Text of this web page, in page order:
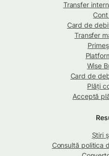
Transfer
Card de
Transfer
Wise
Card de
Plăți
Acceptă
Știri
Consultă politica